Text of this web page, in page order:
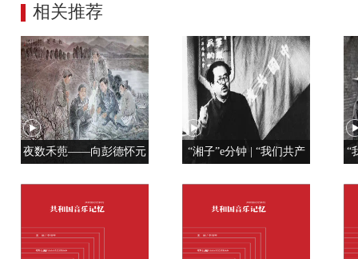
相关推荐
夜数禾蔸——向彭德怀元
“湘子”e分钟 | “我们共产
“